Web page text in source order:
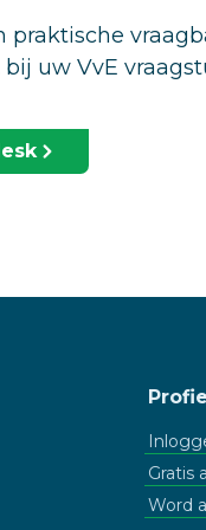
praktische
uw VvE
Gratis
Word